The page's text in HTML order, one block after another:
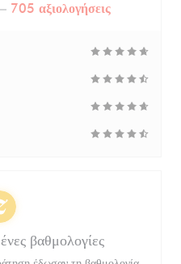
705 αξιολογήσεις
βαθμολογίες